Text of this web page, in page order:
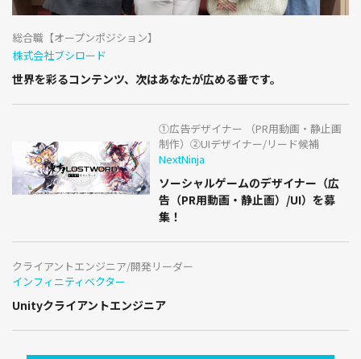
総合職【オープンポジション】
株式会社ブシロード
世界を彩るコンテンツ、次はあなたが広める番です。
①広告デザイナー （PR用動画・静止画
制作）②UIデザイナー/リード候補
NextNinja
ソーシャルゲームのデザイナー（広
告（PR用動画・静止画）/UI）を募
集！
クライアントエンジニア/開発リーダー
インフィニティベクター
Unityクライアントエンジニア